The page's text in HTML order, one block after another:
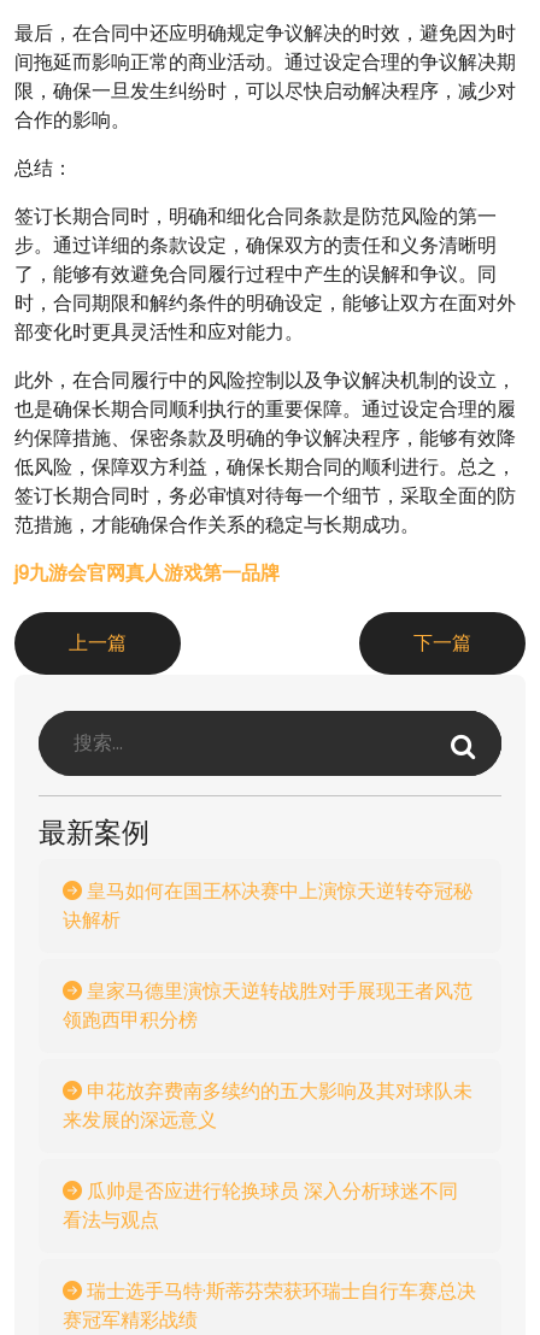
最后，在合同中还应明确规定争议解决的时效，避免因为时
间拖延而影响正常的商业活动。通过设定合理的争议解决期
限，确保一旦发生纠纷时，可以尽快启动解决程序，减少对
合作的影响。
总结：
签订长期合同时，明确和细化合同条款是防范风险的第一
步。通过详细的条款设定，确保双方的责任和义务清晰明
了，能够有效避免合同履行过程中产生的误解和争议。同
时，合同期限和解约条件的明确设定，能够让双方在面对外
部变化时更具灵活性和应对能力。
此外，在合同履行中的风险控制以及争议解决机制的设立，
也是确保长期合同顺利执行的重要保障。通过设定合理的履
约保障措施、保密条款及明确的争议解决程序，能够有效降
低风险，保障双方利益，确保长期合同的顺利进行。总之，
签订长期合同时，务必审慎对待每一个细节，采取全面的防
范措施，才能确保合作关系的稳定与长期成功。
j9九游会官网真人游戏第一品牌
上一篇 下一篇
最新案例
皇马如何在国王杯决赛中上演惊天逆转夺冠秘
诀解析
皇家马德里演惊天逆转战胜对手展现王者风范
领跑西甲积分榜
申花放弃费南多续约的五大影响及其对球队未
来发展的深远意义
瓜帅是否应进行轮换球员 深入分析球迷不同
看法与观点
瑞士选手马特·斯蒂芬荣获环瑞士自行车赛总决
赛冠军精彩战绩